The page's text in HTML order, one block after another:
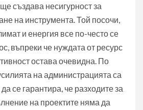
създава несигурност за
на инструмента. Той посочи,
и енергия все по-често се
въпреки че нуждата от ресурс
остава очевидна. По
на администрацията са
се гарантира, че разходите за
на проектите няма да